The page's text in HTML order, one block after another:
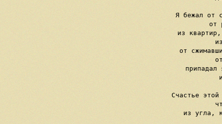
Я бежал от
от
из
от
припадал
Счастье этой
из угла,